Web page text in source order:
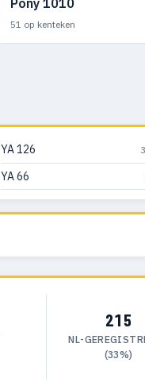
Pony 1010
51 op kenteken
YA 126
YA 66
215
NL-
(33%)